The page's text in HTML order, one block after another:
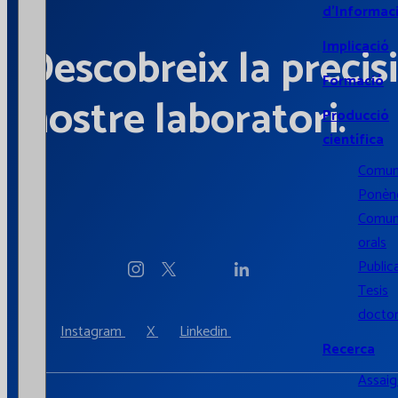
Implicació
Formació
Producció
científica
orals
Tesis
Recerca
Descobreix la
nostre laboratori.
Instagram X Linkedin